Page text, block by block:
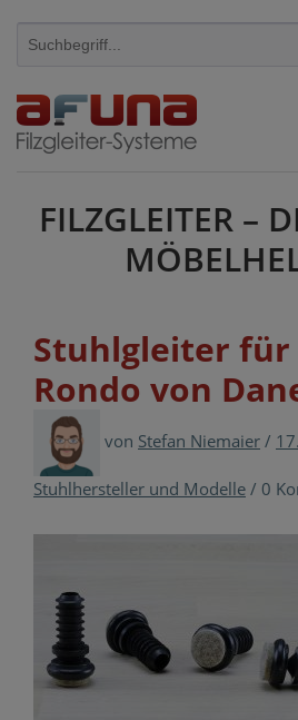
Skip
FILZGLEITER –
Stuhlgleiter für
Rondo von
von Stefan Niemaier /
Stuhlhersteller und Modelle / 0